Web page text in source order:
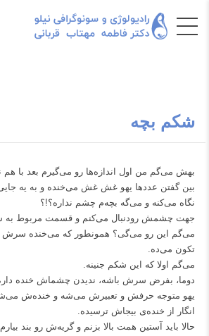
شکم بچه
بهش می‌گم من اول اندازه‌ها رو می‌گیرم بعد با هم
بین گفتن عددها یهو غش غش می‌خنده و‌ به یه جایی
نگاه می‌کنه و می‌گه بچه‌م چشم نداره؟!؟
جهت چشمش رو‌دنبال می‌کنم و قسمت مربوط به
می‌گم این رو‌ می‌گی؟ همونطور که می‌خنده سرش
تکون می‌ده.
می‌گم اولا که این شکم‌ جنینه.
دوما، بفرض سرش باشه، ندیدن چشماش خنده
یهو متوجه حرفش و تعبیرش می‌شه و خنده‌ش
انگار از خنده‌ی بیجاش ترسیده.
حالا باید آستین همت بالا بزنم و گریه‌ش رو‌ بند